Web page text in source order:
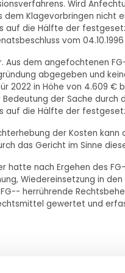
Wird
Klagevorbringen nicht
die Hälfte der
vom 04.10.1996
Aus dem angefochtenen
abgegeben und
2022 in Höhe von 4.609 €
Bedeutung der Sache
auf die Hälfte der
der Kosten kann
das Gericht im Sinne
hatte nach Ergehen des
Wiedereinsetzung in
herrührende
gewertet und